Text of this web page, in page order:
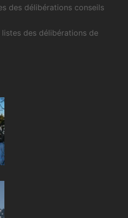
des délibérations conseils
des délibérations de